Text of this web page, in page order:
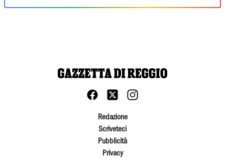
Redazione
Scriveteci
Pubblicità
Privacy